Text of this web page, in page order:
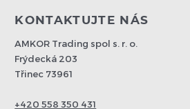
KONTAKTUJTE NÁS
AMKOR Trading spol s. r. o.
Frýdecká 203
Třinec 73961
+420 558 350 431